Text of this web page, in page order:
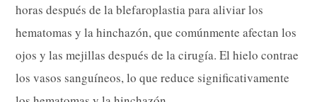
horas después de la blefaroplastia para aliviar los
hematomas y la hinchazón, que comúnmente afectan los
ojos y las mejillas después de la cirugía. El hielo contrae
los vasos sanguíneos, lo que reduce significativamente